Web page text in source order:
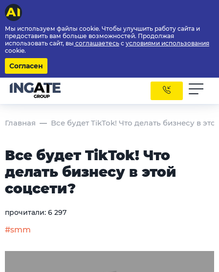
Мы используем файлы cookie. Чтобы улучшить работу сайта и
предоставить вам больше возможностей. Продолжая
использовать сайт, вы соглашаетесь с условиями использования
cookie.
Согласен
Главная Все будет TikTok! Что делать бизнесу в
Все будет TikTok! Что
делать бизнесу в этой
соцсети?
прочитали: 6 297
#smm